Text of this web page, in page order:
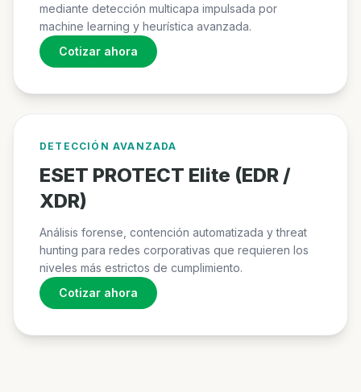
mediante detección multicapa impulsada por
machine learning y heurística avanzada.
Cotizar ahora
DETECCIÓN AVANZADA
ESET PROTECT Elite (EDR /
XDR)
Análisis forense, contención automatizada y threat
hunting para redes corporativas que requieren los
niveles más estrictos de cumplimiento.
Cotizar ahora